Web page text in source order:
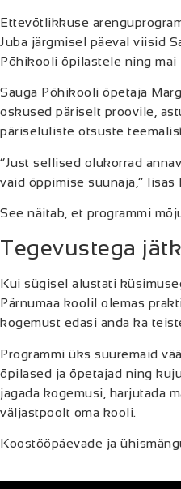
Ettevõtlikkuse
Juba järgmisel päeval viisid
Põhikooli õpilastele ning
Sauga Põhikooli õpetaja
oskused päriselt proovile,
päriseluliste otsuste
“Just sellised olukorrad
vaid õppimise suunaja,” lisas
See näitab, et programmi
Tegevustega
Kui sügisel alustati
Pärnumaa koolil olemas
kogemust edasi anda ka
Programmi üks suuremaid
õpilased ja õpetajad ning
jagada kogemusi, harjutada
väljastpoolt oma kooli.
Koostööpäevade ja